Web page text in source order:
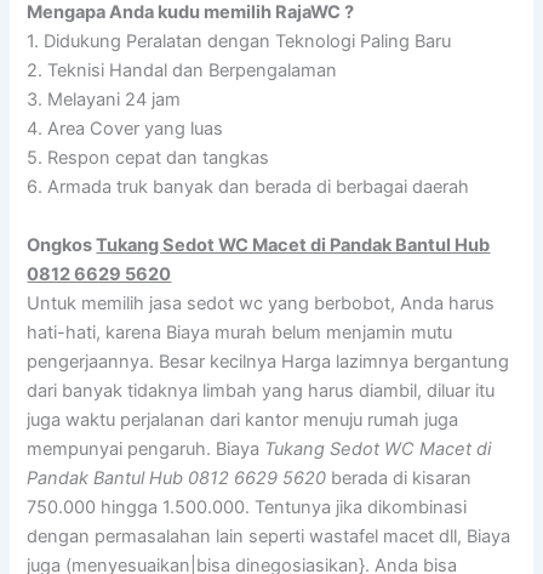
Mengapa Anda kudu memilih RajaWC ?
1. Didukung Peralatan dengan Teknologi Paling Baru
2. Teknisi Handal dan Berpengalaman
3. Melayani 24 jam
4. Area Cover yang luas
5. Respon cepat dan tangkas
6. Armada truk banyak dan berada di berbagai daerah
OngkosTukang Sedot WC Macet di Pandak Bantul Hub
0812 6629 5620
Untuk memilih jasa sedot wc yang berbobot, Anda harus
hati-hati, karena Biaya murah belum menjamin mutu
pengerjaannya. Besar kecilnya Harga lazimnya bergantung
dari banyak tidaknya limbah yang harus diambil, diluar itu
juga waktu perjalanan dari kantor menuju rumah juga
mempunyai pengaruh. Biaya Tukang Sedot WC Macet di
Pandak Bantul Hub 0812 6629 5620 berada di kisaran
750.000 hingga 1.500.000. Tentunya jika dikombinasi
dengan permasalahan lain seperti wastafel macet dll, Biaya
juga (menyesuaikan|bisa dinegosiasikan}. Anda bisa